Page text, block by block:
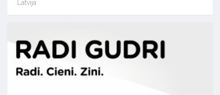
Latvijā